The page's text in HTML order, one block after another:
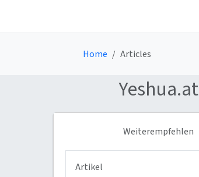
Home Articles
Yeshua.at
Weiterempfehlen
Artikel